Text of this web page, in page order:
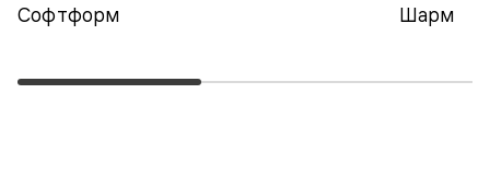
Софтформ Шарм